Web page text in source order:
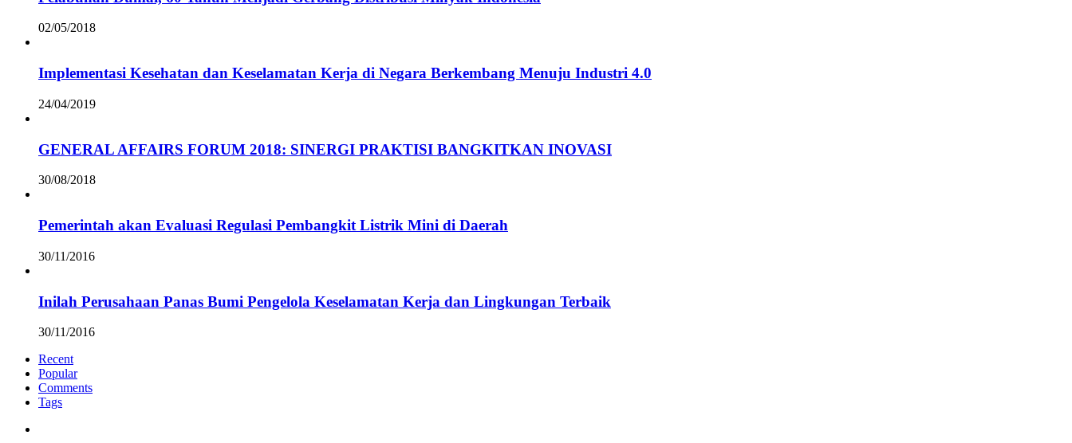
02/05/2018
Implementasi Kesehatan dan Keselamatan Kerja di Negara Berkembang Menuju Industri 4.0
24/04/2019
GENERAL AFFAIRS FORUM 2018: SINERGI PRAKTISI BANGKITKAN INOVASI
30/08/2018
Pemerintah akan Evaluasi Regulasi Pembangkit Listrik Mini di Daerah
30/11/2016
Inilah Perusahaan Panas Bumi Pengelola Keselamatan Kerja dan Lingkungan Terbaik
30/11/2016
Recent
Popular
Comments
Tags